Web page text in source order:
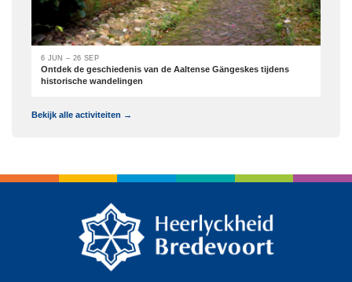
6 JUN – 26 SEP
Ontdek de geschiedenis van de Aaltense Gängeskes tijdens
historische wandelingen
Bekijk alle activiteiten →